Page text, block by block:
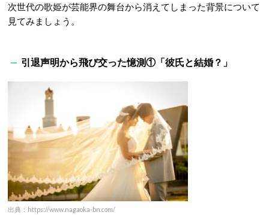
次世代の歌姫が芸能界の舞台から消えてしまった背景について
見てみましょう。
引退声明から飛び交った憶測①「彼氏と結婚？」
出典：https://www.nagaoka-bn.com/